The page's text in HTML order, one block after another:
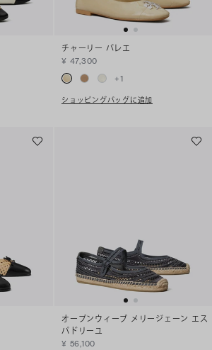
チャーリー バレエ
¥ 47,300
+1
ショッピングバッグに追加
オープンウィーブ メリージェーン エス
パドリーユ
¥ 56,100